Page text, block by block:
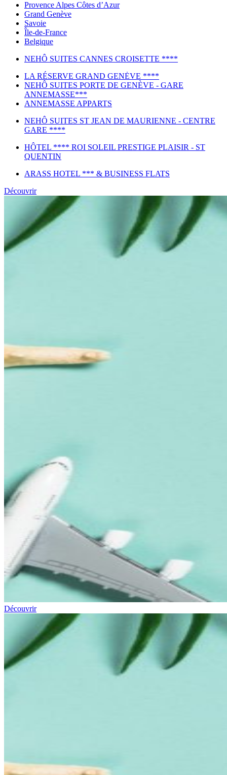
Provence Alpes Côtes d’Azur
Grand Genève
Savoie
Île-de-France
Belgique
NEHÔ SUITES CANNES CROISETTE ****
LA RÉSERVE GRAND GENĖVE ****
NEHÔ SUITES PORTE DE GENÈVE - GARE
ANNEMASSE***
ANNEMASSE APPARTS
NEHÔ SUITES ST JEAN DE MAURIENNE - CENTRE
GARE ****
HÔTEL **** ROI SOLEIL PRESTIGE PLAISIR - ST
QUENTIN
ARASS HOTEL *** & BUSINESS FLATS
Découvrir
Découvrir